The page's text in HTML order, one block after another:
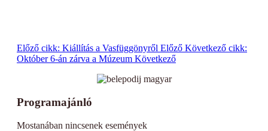
Előző cikk: Kiállítás a Vasfüggönyről Előző Következő cikk:
Október 6-án zárva a Múzeum Következő
Programajánló
Mostanában nincsenek események